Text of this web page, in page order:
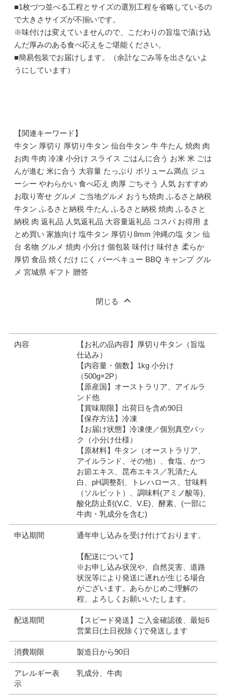
■1枚づつ並べる工程とサイズの選別工程を省略しているの
で大きさサイズが不揃いです。
※味付けは変えていませんので、こだわりの旨塩で漬け込
んだ厚みのある食べ応えをご堪能ください。
■簡易包装でお届けします。（余計なごみ等を出さないよ
うにしています）
【関連キーワード】
牛タン 厚切り 厚切り牛タン 仙台牛タン 牛 牛たん 焼肉 肉
お肉 牛肉 冷凍 小分け スライス ごはんに合う お米 米 ごは
んが進む 米に合う 大容量 たっぷり ボリューム満点 ジュ
ーシー やわらかい 食べ応え 肉厚 ごちそう 人気 おすすめ
お取り寄せ グルメ ご当地グルメ おうち焼肉 ふるさと納税
牛タン ふるさと納税 牛たん ふるさと納税 焼肉 ふるさと
納税 肉 返礼品 人気返礼品 大容量返礼品 コスパ お得用 ま
とめ買い 家族向け 塩牛タン 厚切り8mm 沖縄の塩 タン 仙
台 名物 グルメ 焼肉 小分け 個包装 味付け 味付き 柔らか
厚切 食品 焼くだけ にく バーベキュー BBQ キャンプ グル
メ 宮城県 ギフト 贈答
閉じる
内容
【お礼の品内容】厚切り牛タン（旨塩
仕込み）
【内容量・個数】1kg 小分け
（500g×2P）
【原産国】オーストラリア、アイルラ
ンド他
【賞味期限】出荷日を含め90日
【保存方法】冷凍
【お届け状態】冷凍便／個別真空パッ
ク（小分け仕様）
【原材料】牛タン（オーストラリア、
アイルランド、その他）、食塩、かつ
お節エキス、昆布エキス／乳清たん
白、pH調整剤、トレハロース、甘味料
（ソルビット）、調味料(アミノ酸等)、
酸化防止剤(V.C、V.E)、酵素、(一部に
牛肉・乳成分を含む)
申込期間 通年申し込みを受け付けております。
【配送について】
※お申し込み状況や、自然災害、道路
状況等により発送に遅れが生じる場合
がございます。あらかじめご理解の
程、よろしくお願いいたします。
配送期間
【スピード発送】ご入金確認後、最短6
営業日(土日祝除く)で発送します
消費期限 製造日から90日
アレルギー表
示
乳成分、牛肉